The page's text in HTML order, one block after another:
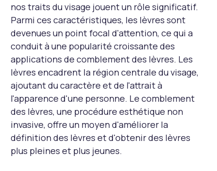
nos traits du visage jouent un rôle significatif.
Parmi ces caractéristiques, les lèvres sont
devenues un point focal d'attention, ce qui a
conduit à une popularité croissante des
applications de comblement des lèvres. Les
lèvres encadrent la région centrale du visage,
ajoutant du caractère et de l'attrait à
l'apparence d'une personne. Le comblement
des lèvres, une procédure esthétique non
invasive, offre un moyen d'améliorer la
définition des lèvres et d'obtenir des lèvres
plus pleines et plus jeunes.